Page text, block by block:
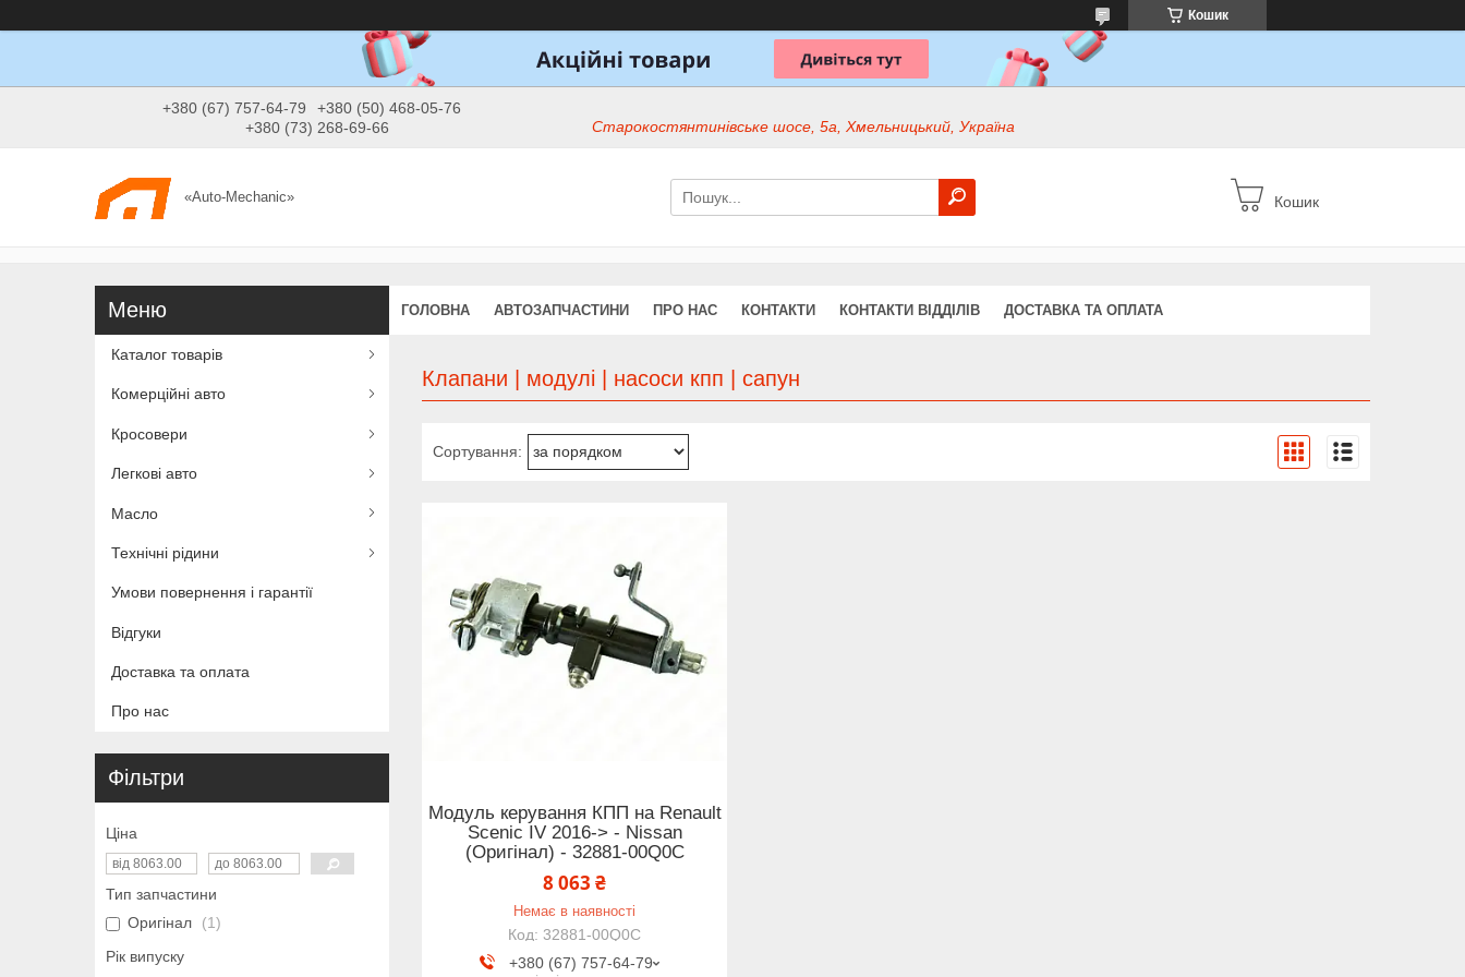
Кошик
+380 (67) 757-64-79
+380 (50) 468-05-76
+380 (73) 268-69-66
Старокостянтинівське шосе, 5а, Хмельницький, Україна
«Auto-Mechanic» Кошик
ГОЛОВНА АВТОЗАПЧАСТИНИ ПРО НАС КОНТАКТИ КОНТАКТИ ВІДДІЛІВ ДОСТАВКА ТА ОПЛАТА
Клапани | модулі | насоси кпп | сапун
Модуль керування КПП на Renault
Scenic IV 2016-> - Nissan
(Оригінал) - 32881-00Q0C
8 063 ₴
Немає в наявності
32881-00Q0C
+380 (67) 757-64-79
Каталог товарів
Комерційні авто
Кросовери
Легкові авто
Масло
Технічні рідини
Умови повернення і гарантії
Відгуки
Доставка та оплата
Про нас
Фільтри
Ціна
Тип запчастини
Оригінал
1
Рік випуску